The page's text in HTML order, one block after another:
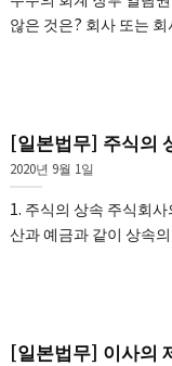
않은 것은? 회사 또는
[일본법무] 주식의
2020년 9월 1일
1. 주식의 상속 주식회
산과 예금과 같이 상속
[일본법무] 이사의